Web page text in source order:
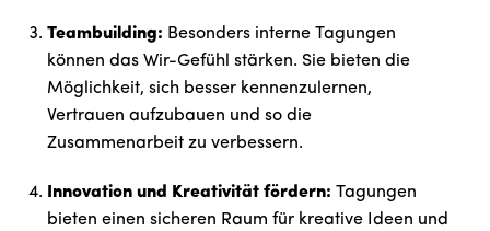
Teambuilding: Besonders interne Tagungen
können das Wir-Gefühl stärken. Sie bieten die
Möglichkeit, sich besser kennenzulernen,
Vertrauen aufzubauen und so die
Zusammenarbeit zu verbessern.
Innovation und Kreativität fördern: Tagungen
bieten einen sicheren Raum für kreative Ideen und